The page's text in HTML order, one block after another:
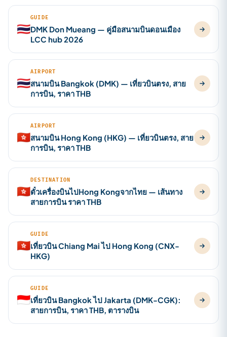
🇹🇭
GUIDE
DMK Don Mueang — คู่มือสนามบินดอนเมือง
LCC hub 2026
🇹🇭
AIRPORT
สนามบิน Bangkok (DMK) — เที่ยวบินตรง, สาย
การบิน, ราคา THB
🇭🇰
AIRPORT
สนามบิน Hong Kong (HKG) — เที่ยวบินตรง, สาย
การบิน, ราคา THB
🇭🇰
DESTINATION
ตั๋วเครื่องบินไปHong Kongจากไทย — เส้นทาง
สายการบิน ราคา THB
🇭🇰
GUIDE
เที่ยวบิน Chiang Mai ไป Hong Kong (CNX-
HKG)
🇮🇩
GUIDE
เที่ยวบิน Bangkok ไป Jakarta (DMK-CGK):
สายการบิน, ราคา THB, ตารางบิน